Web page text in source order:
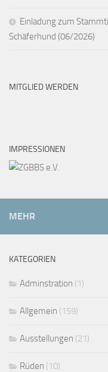
Einladung zum
Schäferhund (06/2026)
MITGLIED WERDEN
IMPRESSIONEN
MEHR
KATEGORIEN
Adminstration (1)
Allgemein (159)
Ausstellungen (21)
Rüden (10)